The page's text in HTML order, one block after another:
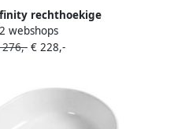
rechthoekige
waskom 50x36 wit
2 webshops
€ 228,-